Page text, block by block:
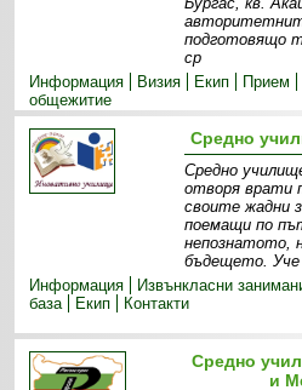
подготовящо
ср
Информация
Визия Екип Прием
общежитие
Средно
Средно
отворя врати
своите жадни
поемащи по
непознатото,
бъдещето. Уче
Информация
Извънкласни
база
Екип Контакти
Средно
и